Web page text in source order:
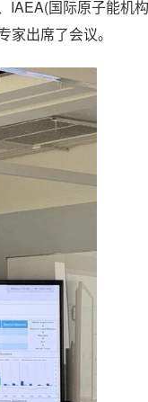
IAEA(国际原子能机
家出席了会议。